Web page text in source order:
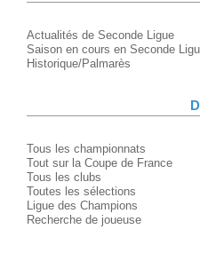
Actualités de Seconde Ligue
Saison en cours en Seconde
Historique/Palmarès
Tous les championnats
Tout sur la Coupe de France
Tous les clubs
Toutes les sélections
Ligue des Champions
Recherche de joueuse